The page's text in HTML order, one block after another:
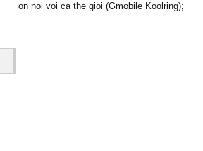
on noi voi ca the gioi (Gmobile Koolring);